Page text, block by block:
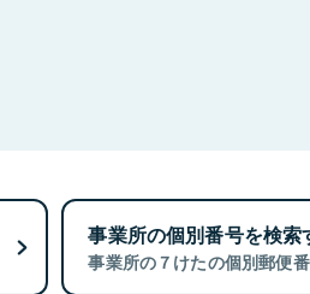
事業所の個別番号を検索
事業所の７けたの個別郵便